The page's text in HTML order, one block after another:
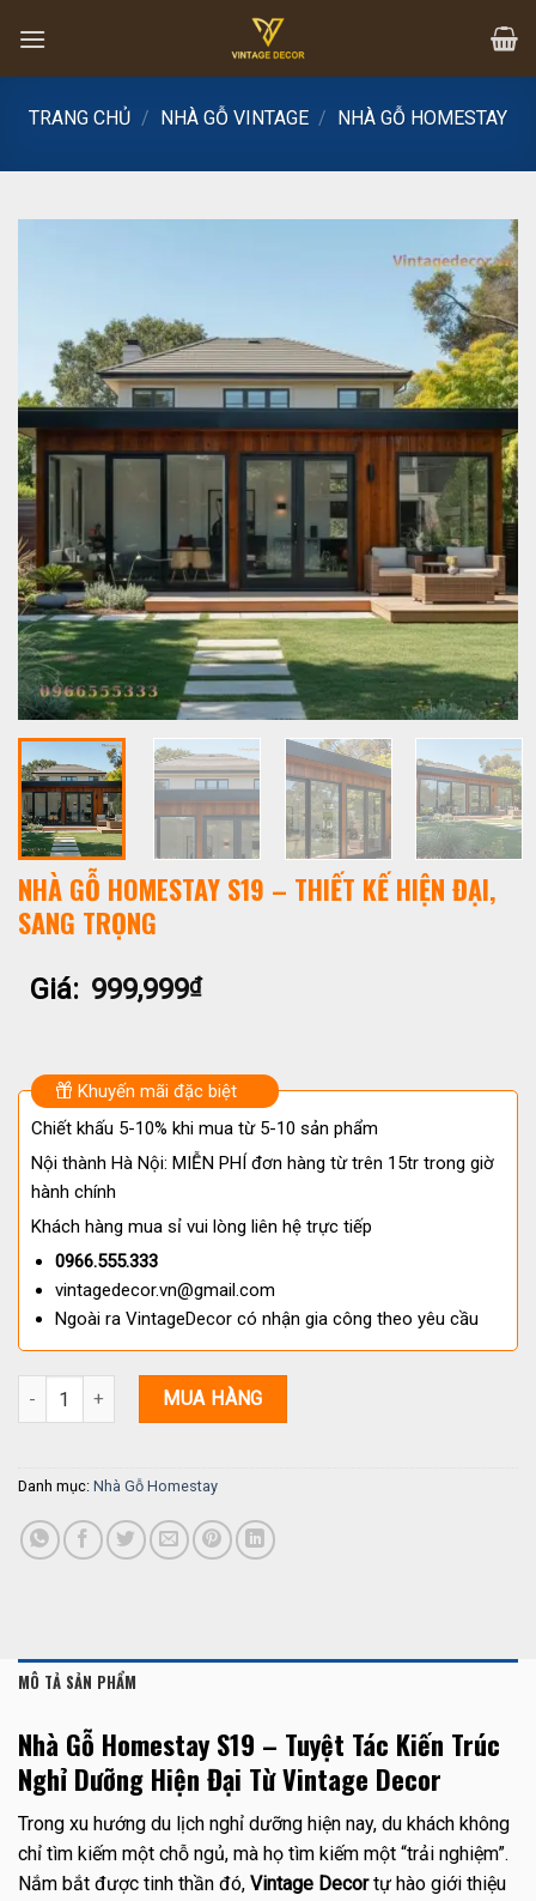
content
TRANG CHỦ / NHÀ GỖ VINTAGE / NHÀ GỖ HOMESTAY
NHÀ GỖ HOMESTAY S19 – THIẾT KẾ HIỆN ĐẠI,
SANG TRỌNG
Giá: 999,999₫
Khuyến mãi đặc biệt
Chiết khấu 5-10% khi mua từ 5-10 sản phẩm
Nội thành Hà Nội: MIỄN PHÍ đơn hàng từ trên 15tr trong giờ
hành chính
Khách hàng mua sỉ vui lòng liên hệ trực tiếp
0966.555.333
vintagedecor.vn@gmail.com
Ngoài ra VintageDecor có nhận gia công theo yêu cầu
Nhà Gỗ Homestay S19 – Thiết Kế Hiện Đại, Sang Trọng số lượng
MUA HÀNG
Danh mục: Nhà Gỗ Homestay
MÔ TẢ SẢN PHẨM
Nhà Gỗ Homestay S19 – Tuyệt Tác Kiến Trúc
Nghỉ Dưỡng Hiện Đại Từ Vintage Decor
Trong xu hướng du lịch nghỉ dưỡng hiện nay, du khách không
chỉ tìm kiếm một chỗ ngủ, mà họ tìm kiếm một “trải nghiệm”.
Nắm bắt được tinh thần đó, Vintage Decortự hào giới thiệu